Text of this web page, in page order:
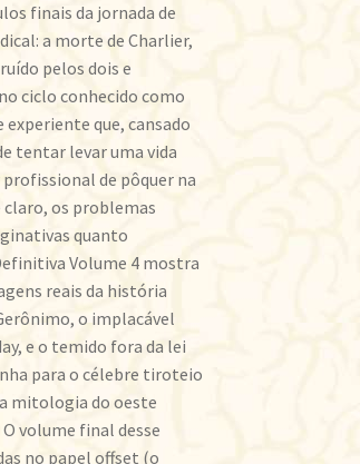
finais da jornada de
a morte de Charlier,
pelos dois e
ciclo conhecido como
que, cansado
tentar levar uma vida
de pôquer na
claro, os problemas
quanto
Volume 4 mostra
reais da história
o implacável
e o temido fora da lei
para o célebre tiroteio
mitologia do oeste
volume final desse
no papel offset (o